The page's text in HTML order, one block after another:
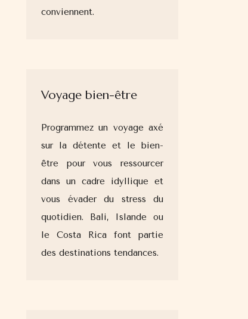
conviennent.
Voyage bien-être
Programmez un voyage axé
sur la détente et le bien-
être pour vous ressourcer
dans un cadre idyllique et
vous évader du stress du
quotidien. Bali, Islande ou
le Costa Rica font partie
des destinations tendances.